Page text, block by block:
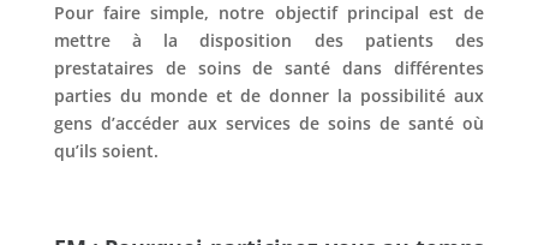
Pour faire simple, notre objectif principal est de
mettre à la disposition des patients des
prestataires de soins de santé dans différentes
parties du monde et de donner la possibilité aux
gens d’accéder aux services de soins de santé où
qu’ils soient.